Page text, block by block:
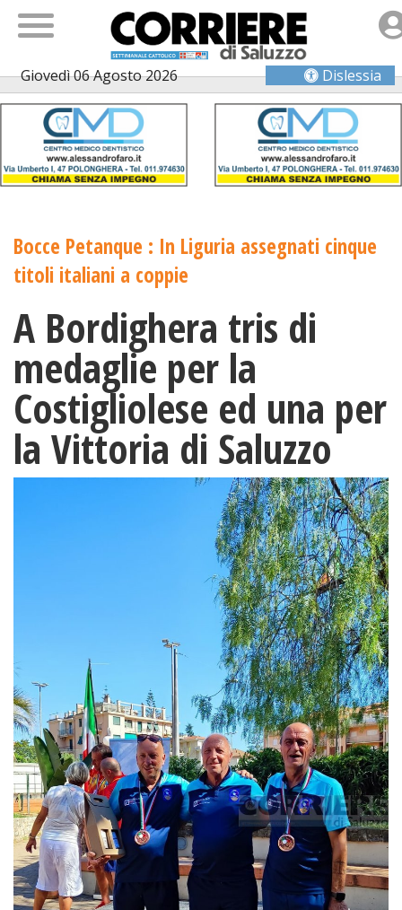
Giovedì 06 Agosto 2026 Dislessia
Bocce Petanque : In Liguria assegnati cinque
titoli italiani a coppie
A Bordighera tris di
medaglie per la
Costigliolese ed una per
la Vittoria di Saluzzo